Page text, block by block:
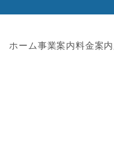
ホーム事業案内料金案内